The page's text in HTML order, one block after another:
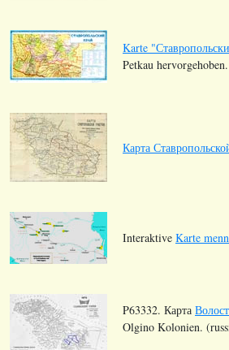
Karte
Petkau hervorgehoben.
Карта
Interaktive Karte
P63332. Карта
Olgino Kolonien.